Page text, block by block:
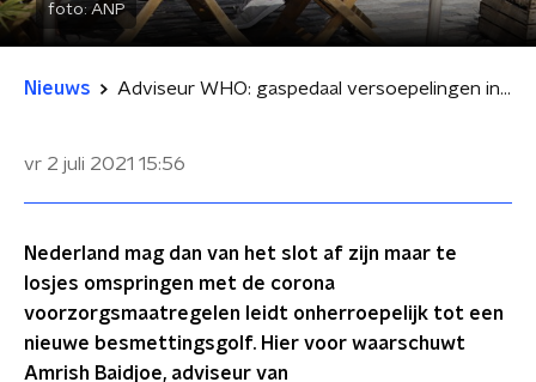
foto:ANP
Nieuws Adviseur WHO: gaspedaal versoepelingen in Nederland te snel ingedrukt
vr 2 juli 2021 15:56
Nederland mag dan van het slot af zijn maar te
losjes omspringen met de corona
voorzorgsmaatregelen leidt onherroepelijk tot een
nieuwe besmettingsgolf. Hier voor waarschuwt
Amrish Baidjoe, adviseur van